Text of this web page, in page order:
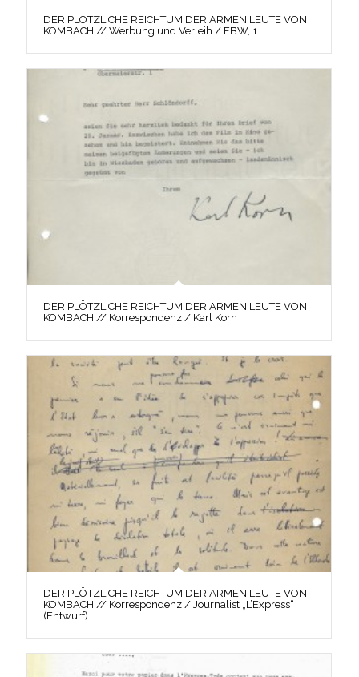
DER PLÖTZLICHE REICHTUM DER ARMEN LEUTE VON
KOMBACH // Werbung und Verleih / FBW, 1
DER PLÖTZLICHE REICHTUM DER ARMEN LEUTE VON
KOMBACH // Korrespondenz / Karl Korn
DER PLÖTZLICHE REICHTUM DER ARMEN LEUTE VON
KOMBACH // Korrespondenz / Journalist „L’Express“
(Entwurf)